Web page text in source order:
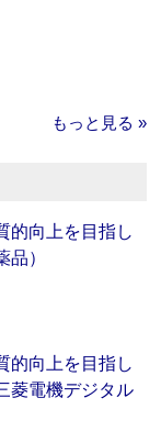
もっと見る »
的向上を目指し
品）
的向上を目指し
菱電機デジタル